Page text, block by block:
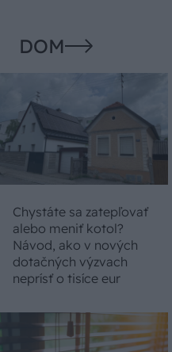
DOM
Chystáte sa zatepľovať
alebo meniť kotol?
Návod, ako v nových
dotačných výzvach
neprísť o tisíce eur